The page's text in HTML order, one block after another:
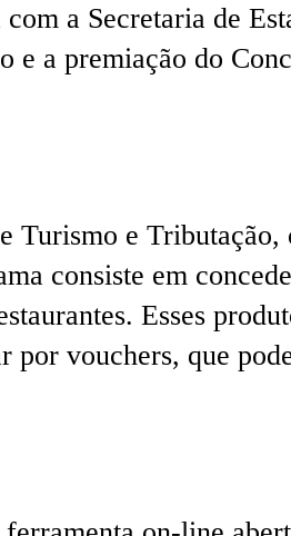
a Secretaria de
a premiação do
Turismo e
consiste em
Esses
por vouchers, que